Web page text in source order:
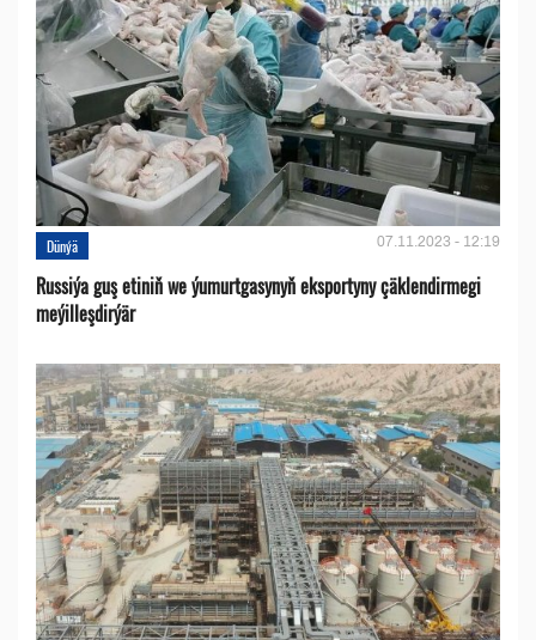
Dünýä 07.11.2023 - 12:19
Russiýa guş etiniň we ýumurtgasynyň eksportyny çäklendirmegi
meýilleşdirýär